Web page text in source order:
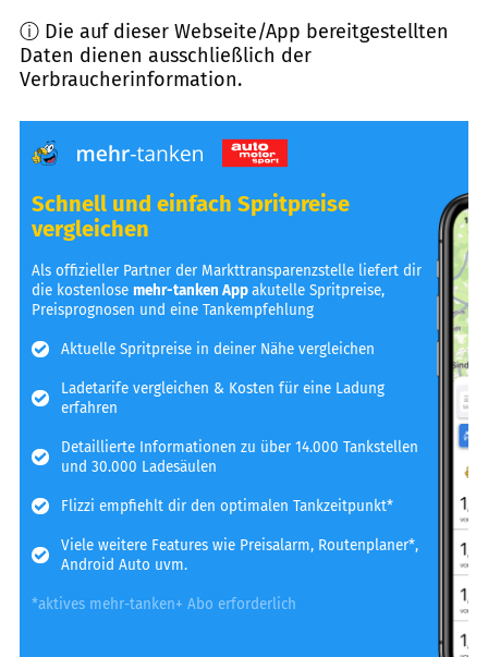
ⓘ Die auf dieser Webseite/App bereitgestellten
Daten dienen ausschließlich der
Verbraucherinformation.
Schnell und einfach Spritpreise
vergleichen
Als offizieller Partner der Markttransparenzstelle liefert dir
die kostenlosemehr-tanken Appakutelle Spritpreise,
Preisprognosen und eine Tankempfehlung
Aktuelle Spritpreise in deiner Nähe vergleichen
Ladetarife vergleichen & Kosten für eine Ladung
erfahren
Detaillierte Informationen zu über 14.000 Tankstellen
und 30.000 Ladesäulen
Flizzi empfiehlt dir den optimalen Tankzeitpunkt*
Viele weitere Features wie Preisalarm, Routenplaner*,
Android Auto uvm.
*aktives mehr-tanken+ Abo erforderlich